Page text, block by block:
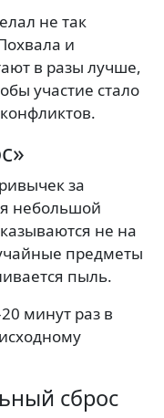
не так
и
в разы лучше,
участие стало
за
небольшой
не на
предметы
пыль.
минут раз в
сброс